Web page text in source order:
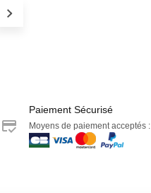
Paiement Sécurisé
Moyens de paiement acceptés :